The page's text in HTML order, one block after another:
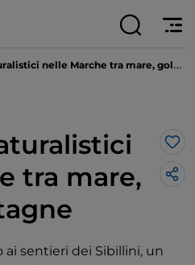
nelle Marche tra mare, gole e montagne
tra mare,
ai sentieri dei Sibillini, un